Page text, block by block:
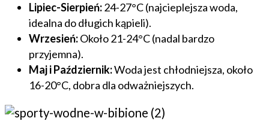
Lipiec-Sierpień:24-27°C (najcieplejsza woda,
idealna do długich kąpieli).
Wrzesień:Około 21-24°C (nadal bardzo
przyjemna).
Maj i Październik:Woda jest chłodniejsza, około
16-20°C, dobra dla odważniejszych.